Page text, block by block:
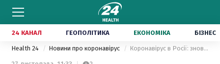
24 КАНАЛ ГЕОПОЛІТИКА ЕКОНОМІКА БІЗНЕС
Health 24 Новини про коронавірус Коронавірус в Росії: знову новий рекорд